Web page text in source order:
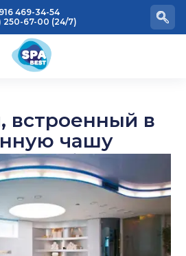
469-34-54
250-67-00 (24/7)
встроенный в
чашу
бассейна